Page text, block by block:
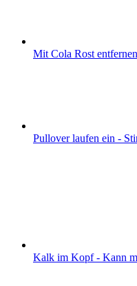
Mit Cola Rost
Pullover laufen ein -
Kalk im Kopf - Kann